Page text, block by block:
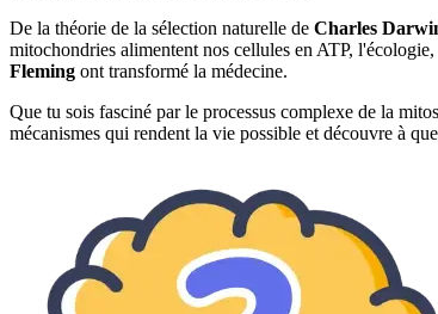
De la théorie de la sélection naturelle de Charles
mitochondries alimentent nos cellules en ATP,
Fleming ont transformé la médecine.
Que tu sois fasciné par le processus complexe de la
mécanismes qui rendent la vie possible et découvre à